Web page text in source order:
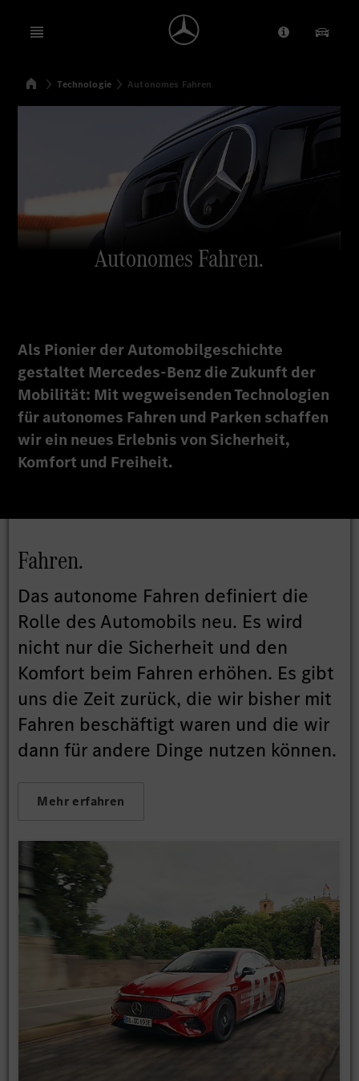
Open menu Anbieter/
SuchenStartseite
Technologie Autonomes Fahren
Autonomes Fahren.
Als Pionier der Automobilgeschichte
gestaltet Mercedes-Benz die Zukunft der
Mobilität: Mit wegweisenden Technologien
für autonomes Fahren und Parken schaffen
wir ein neues Erlebnis von Sicherheit,
Komfort und Freiheit.
Fahren.
Das autonome Fahren definiert die
Rolle des Automobils neu. Es wird
nicht nur die Sicherheit und den
Komfort beim Fahren erhöhen. Es gibt
uns die Zeit zurück, die wir bisher mit
Fahren beschäftigt waren und die wir
dann für andere Dinge nutzen können.
Mehr erfahren